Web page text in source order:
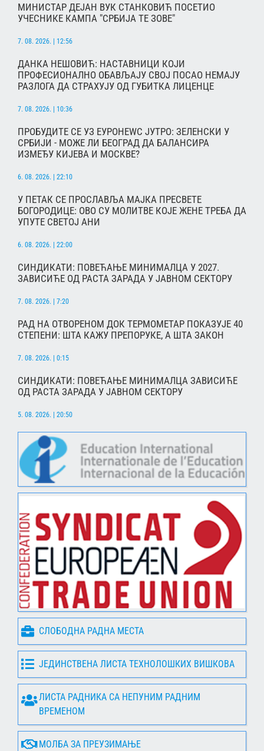
МИНИСТАР ДЕЈАН ВУК СТАНКОВИЋ ПОСЕТИО
УЧЕСНИКЕ КАМПА "СРБИЈА ТЕ ЗОВЕ"
7. 08. 2026. | 12:56
ДАНКА НЕШОВИЋ: НАСТАВНИЦИ КОЈИ
ПРОФЕСИОНАЛНО ОБАВЉАЈУ СВОЈ ПОСАО НЕМАЈУ
РАЗЛОГА ДА СТРАХУЈУ ОД ГУБИТКА ЛИЦЕНЦЕ
7. 08. 2026. | 10:36
ПРОБУДИТЕ СЕ УЗ ЕУРОНЕWС ЈУТРО: ЗЕЛЕНСКИ У
СРБИЈИ - МОЖЕ ЛИ БЕОГРАД ДА БАЛАНСИРА
ИЗМЕЂУ КИЈЕВА И МОСКВЕ?
6. 08. 2026. | 22:10
У ПЕТАК СЕ ПРОСЛАВЉА МАЈКА ПРЕСВЕТЕ
БОГОРОДИЦЕ: ОВО СУ МОЛИТВЕ КОЈЕ ЖЕНЕ ТРЕБА ДА
УПУТЕ СВЕТОЈ АНИ
6. 08. 2026. | 22:00
СИНДИКАТИ: ПОВЕЋАЊЕ МИНИМАЛЦА У 2027.
ЗАВИСИЋЕ ОД РАСТА ЗАРАДА У ЈАВНОМ СЕКТОРУ
7. 08. 2026. | 7:20
РАД НА ОТВОРЕНОМ ДОК ТЕРМОМЕТАР ПОКАЗУЈЕ 40
СТЕПЕНИ: ШТА КАЖУ ПРЕПОРУКЕ, А ШТА ЗАКОН
7. 08. 2026. | 0:15
СИНДИКАТИ: ПОВЕЋАЊЕ МИНИМАЛЦА ЗАВИСИЋЕ
ОД РАСТА ЗАРАДА У ЈАВНОМ СЕКТОРУ
5. 08. 2026. | 20:50
СЛОБОДНА РАДНА МЕСТА
ЈЕДИНСТВЕНА ЛИСТА ТЕХНОЛОШКИХ ВИШКОВА
ЛИСТА РАДНИКА СА НЕПУНИМ РАДНИМ
ВРЕМЕНОМ
МОЛБА ЗА ПРЕУЗИМАЊЕ